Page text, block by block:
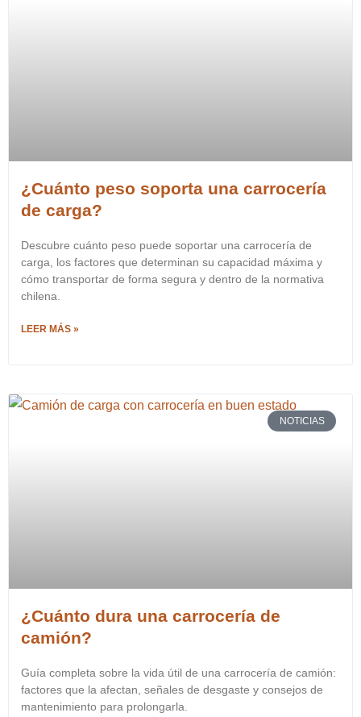
¿Cuánto peso soporta una carrocería
de carga?
Descubre cuánto peso puede soportar una carrocería de
carga, los factores que determinan su capacidad máxima y
cómo transportar de forma segura y dentro de la normativa
chilena.
LEER MÁS »
NOTICIAS
¿Cuánto dura una carrocería de
camión?
Guía completa sobre la vida útil de una carrocería de camión:
factores que la afectan, señales de desgaste y consejos de
mantenimiento para prolongarla.